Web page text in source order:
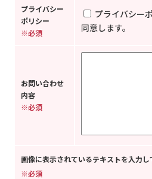
プライバシー
ポリシー
※必須
プライバシー
同意します。
お問い合わせ
内容
※必須
画像に表示されているテキストを入力し
※必須